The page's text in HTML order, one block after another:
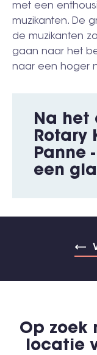
met een
muzikanten. De
de muzikanten
gaan naar het
naar een hoger
Na het
Rotary
Panne
een
Op zoek
locatie